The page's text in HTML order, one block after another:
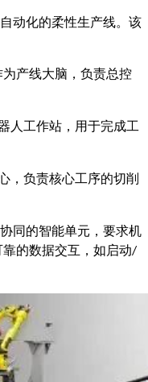
动化的柔性生产线。该
为产线大脑，负责总控
人工作站，用于完成工
，负责核心工序的切削
同的智能单元，要求机
的数据交互，如启动/